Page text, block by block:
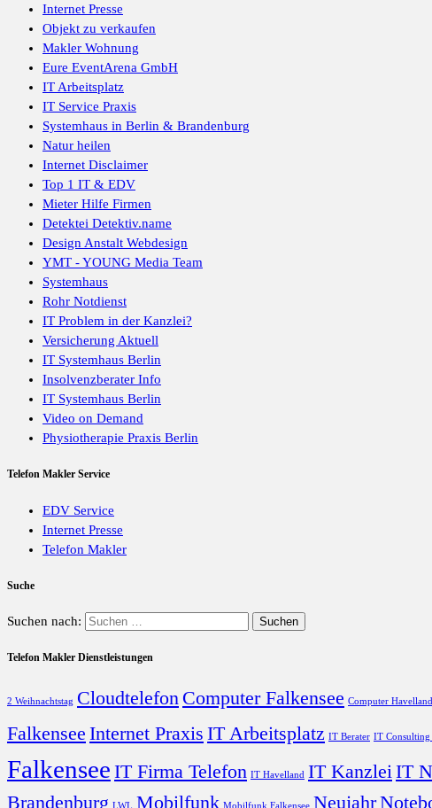
Internet Presse
Objekt zu verkaufen
Makler Wohnung
Eure EventArena GmbH
IT Arbeitsplatz
IT Service Praxis
Systemhaus in Berlin & Brandenburg
Natur heilen
Internet Disclaimer
Top 1 IT & EDV
Mieter Hilfe Firmen
Detektei Detektiv.name
Design Anstalt Webdesign
YMT - YOUNG Media Team
Systemhaus
Rohr Notdienst
IT Problem in der Kanzlei?
Versicherung Aktuell
IT Systemhaus Berlin
Insolvenzberater Info
IT Systemhaus Berlin
Video on Demand
Physiotherapie Praxis Berlin
Telefon Makler Service
EDV Service
Internet Presse
Telefon Makler
Suche
Suchen nach:
Telefon Makler Dienstleistungen
2 Weihnachtstag Cloudtelefon Computer Falkensee Computer Havelland
Falkensee Internet Praxis IT Arbeitsplatz IT Berater IT Consulting
Falkensee IT Firma Telefon IT Havelland IT KanzleiIT
Brandenburg LWL Mobilfunk Mobilfunk Falkensee Neujahr